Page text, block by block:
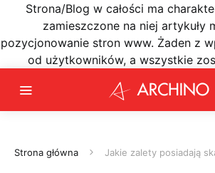
Strona/Blog w całości ma
zamieszczone na niej artykuły
pozycjonowanie stron www. Żaden z
od użytkowników, a wszystkie
Strona główna Jakie zalety posiadają